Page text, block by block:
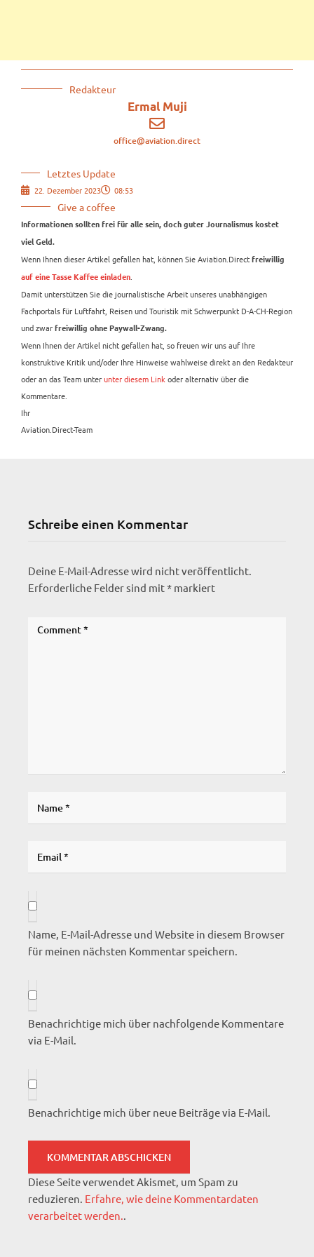
Redakteur
Ermal Muji
office@aviation.direct
Letztes Update
22. Dezember 2023 08:53
Give a coffee
Informationen sollten frei für alle sein, doch guter Journalismus kostet
viel Geld.
Wenn Ihnen dieser Artikel gefallen hat, können Sie Aviation.Direct freiwillig
auf eine Tasse Kaffee einladen
Damit unterstützen Sie die journalistische Arbeit unseres unabhängigen
Fachportals für Luftfahrt, Reisen und Touristik mit Schwerpunkt D-A-CH-Region
und zwar freiwillig ohne Paywall-Zwang.
Wenn Ihnen der Artikel nicht gefallen hat, so freuen wir uns auf Ihre
konstruktive Kritik und/oder Ihre Hinweise wahlweise direkt an den Redakteur
oder an das Team unterunter diesem Link oder alternativ über die
Kommentare.
Ihr
Aviation.Direct-Team
Schreibe einen Kommentar
Deine E-Mail-Adresse wird nicht veröffentlicht.
Erforderliche Felder sind mit* markiert
Name, E-Mail-Adresse und Website in diesem Browser
für meinen nächsten Kommentar speichern.
Benachrichtige mich über nachfolgende Kommentare
via E-Mail.
Benachrichtige mich über neue Beiträge via E-Mail.
Diese Seite verwendet Akismet, um Spam zu
reduzieren. Erfahre, wie deine Kommentardaten
verarbeitet werden..